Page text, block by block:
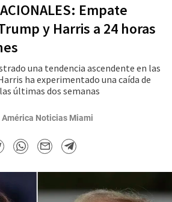
Empate
y Harris a 24 horas
una tendencia ascendente en las
ha experimentado una caída de
últimas dos semanas
América Noticias Miami